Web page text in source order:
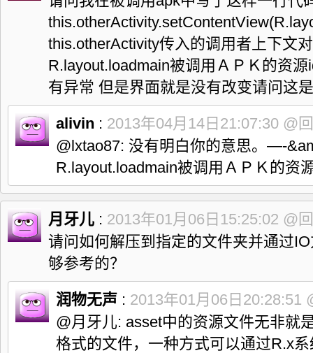
this.otherActivity传入的调用者上下文
R.layout.loadmain被调用ＡＰＫ的资
有异常 但是界面就是没有改变请问这
alivin : 2013年04月14日21:07:30 @
@lxtao87: 没有明白你的意思。—-
R.layout.loadmain被调用ＡＰＫ的资
月牙儿 : 2013年01月06日15:25:02 @
请问如何解压到指定的文件夹并通过
够参考的？
润物无声 : 2013年01月06日20:28:51
@月牙儿: asset中的资源文件无非就
格式的文件，一种方式可以通过R.x